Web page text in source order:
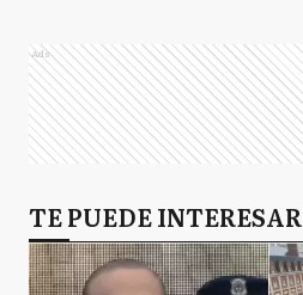
Ads
TE PUEDE INTERESAR